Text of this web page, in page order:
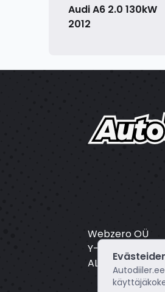
Audi A6 2.0 130kW
2012
Webzero OÜ
Y-tunnus:
ALV: